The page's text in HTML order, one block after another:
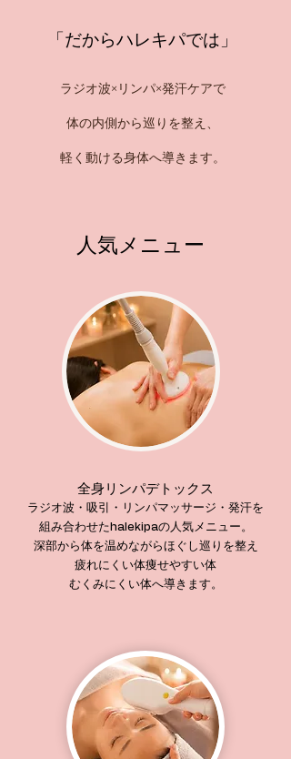
「だからハレキパでは」
ラジオ波×リンパ×発汗ケアで
体の内側から巡りを整え、
軽く動ける身体へ導きます。
人気メニュー
​全身リンパデトックス
ラジオ波・吸引・リンパマッサージ・発汗を
組み合わせたhalekipaの人気メニュー。
深部から体を温めながらほぐし巡りを整え
疲れにくい体痩せやすい体
むくみにくい体へ導きます。